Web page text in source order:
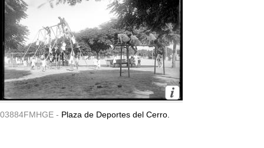
03884FMHGE - Plaza de Deportes del Cerro.